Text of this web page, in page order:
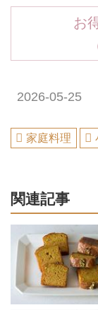
お
2026-05-25
家庭料理
関連記事